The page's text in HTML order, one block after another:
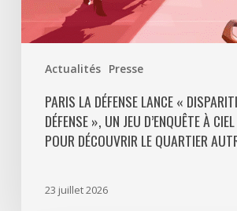
Actualités Presse
à
ciel
découvrir
quartier
PARIS LA DÉFENSE LANCE «
DÉFENSE », UN JEU D’ENQUÊTE À
POUR DÉCOUVRIR LE QUARTIER
23 juillet 2026